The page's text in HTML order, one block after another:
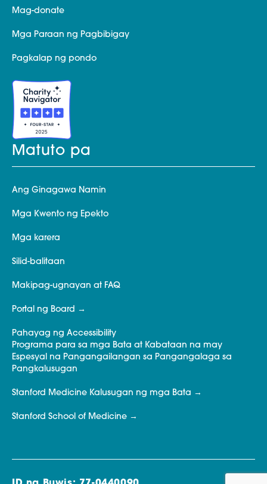
Mag-donate
Mga Paraan ng Pagbibigay
Pagkalap ng pondo
Matuto pa
Ang Ginagawa Namin
Mga Kwento ng Epekto
Mga karera
Silid-balitaan
Makipag-ugnayan at FAQ
Portal ng Board
Pahayag ng Accessibility
Programa para sa mga Bata at Kabataan na may
Espesyal na Pangangailangan sa Pangangalaga sa
Pangkalusugan
Stanford Medicine Kalusugan ng mga Bata
Stanford School of Medicine